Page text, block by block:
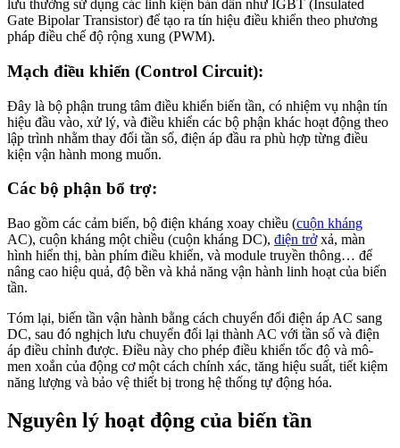
lưu thường sử dụng các linh kiện bán dẫn như IGBT (Insulated
Gate Bipolar Transistor) để tạo ra tín hiệu điều khiển theo phương
pháp điều chế độ rộng xung (PWM).
Mạch điều khiển (Control Circuit):
Đây là bộ phận trung tâm điều khiển biến tần, có nhiệm vụ nhận tín
hiệu đầu vào, xử lý, và điều khiển các bộ phận khác hoạt động theo
lập trình nhằm thay đổi tần số, điện áp đầu ra phù hợp từng điều
kiện vận hành mong muốn.
Các bộ phận bổ trợ:
Bao gồm các cảm biến, bộ điện kháng xoay chiều (cuộn kháng
AC), cuộn kháng một chiều (cuộn kháng DC), điện trởxả, màn
hình hiển thị, bàn phím điều khiển, và module truyền thông… để
nâng cao hiệu quả, độ bền và khả năng vận hành linh hoạt của biến
tần.
Tóm lại, biến tần vận hành bằng cách chuyển đổi điện áp AC sang
DC, sau đó nghịch lưu chuyển đổi lại thành AC với tần số và điện
áp điều chỉnh được. Điều này cho phép điều khiển tốc độ và mô-
men xoắn của động cơ một cách chính xác, tăng hiệu suất, tiết kiệm
năng lượng và bảo vệ thiết bị trong hệ thống tự động hóa.
Nguyên lý hoạt động của biến tần